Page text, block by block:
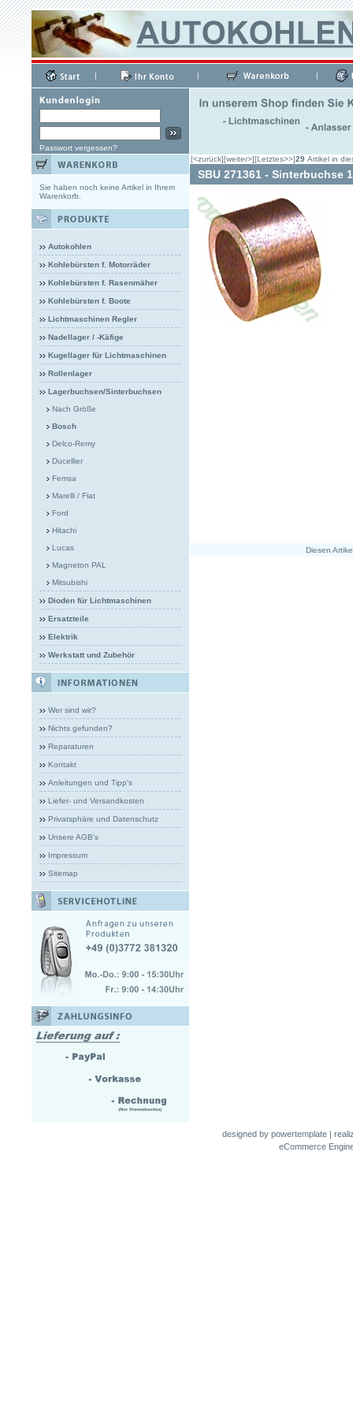
| | |
Passwort vergessen?
Sie haben noch keine Artikel in Ihrem
Warenkorb.
Autokohlen
Kohlebürsten f. Motorräder
Kohlebürsten f. Rasenmäher
Kohlebürsten f. Boote
Lichtmaschinen Regler
Nadellager / -Käfige
Kugellager für Lichtmaschinen
Rollenlager
Lagerbuchsen/Sinterbuchsen
Nach Größe
Bosch
Delco-Remy
Ducellier
Femsa
Marelli / Fiat
Ford
Hitachi
Lucas
Magneton PAL
Mitsubishi
Dioden für Lichtmaschinen
Ersatzteile
Elektrik
Werkstatt und Zubehör
Wer sind wir?
Nichts gefunden?
Reparaturen
Kontakt
Anleitungen und Tipp's
Liefer- und Versandkosten
Privatsphäre und Datenschutz
Unsere AGB's
Impressum
Sitemap
[<zurück][weiter>][Letztes>>]29 Artikel in
SBU 271361 - Sinterbuchse
Diesen
designed by powertemplate|
eCommerce